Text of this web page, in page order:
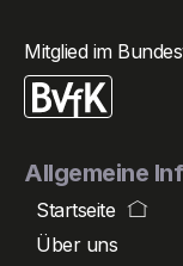
Mitglied im
Allgemeine
Startseite
Über uns